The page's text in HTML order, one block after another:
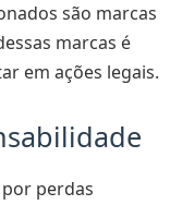
são marcas
marcas é
em ações legais.
perdas